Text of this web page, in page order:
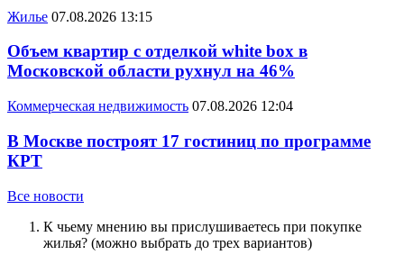
Жилье 07.08.2026 13:15
Объем квартир с отделкой white box в
Московской области рухнул на 46%
Коммерческая недвижимость 07.08.2026 12:04
В Москве построят 17 гостиниц по программе
КРТ
Все новости
К чьему мнению вы прислушиваетесь при покупке
жилья? (можно выбрать до трех вариантов)